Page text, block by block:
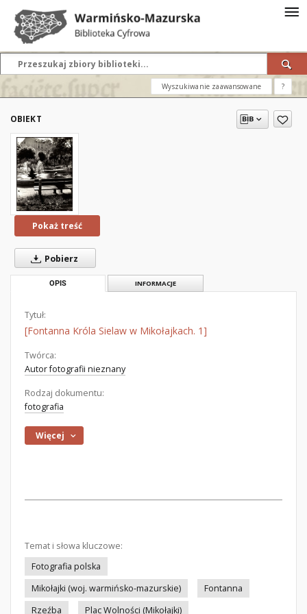
Wyszukiwanie zaawansowane ?
OBIEKT
Pokaż treść
Pobierz
OPIS INFORMACJE
Tytuł:
[Fontanna Króla Sielaw w Mikołajkach. 1]
Twórca:
Autor fotografii nieznany
Rodzaj dokumentu:
fotografia
Więcej
Temat i słowa kluczowe:
Fotografia polska
Mikołajki (woj. warmińsko-mazurskie)
Fontanna
Rzeźba
Plac Wolności (Mikołajki)